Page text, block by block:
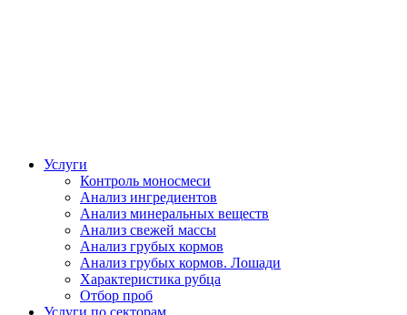
Услуги
Контроль моносмеси
Анализ ингредиентов
Анализ минеральных веществ
Анализ свежей массы
Анализ грубых кормов
Анализ грубых кормов. Лошади
Характеристика рубца
Отбор проб
Услуги по секторам